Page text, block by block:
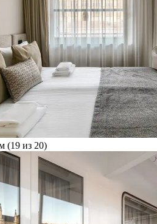
(19 из 20)